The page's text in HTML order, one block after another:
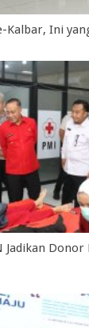
Kalbar, Ini
Jadikan Donor